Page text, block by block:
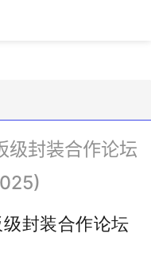
级封装合作论坛
封装合作论坛